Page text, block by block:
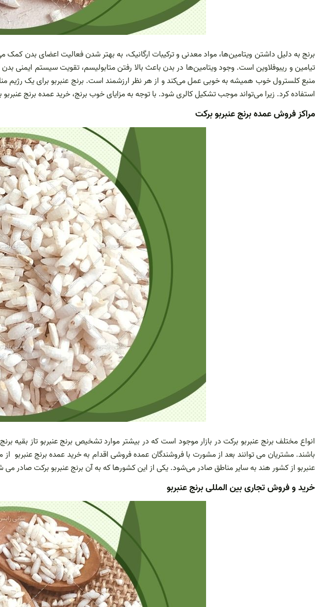
تیامین و ریبوفلاوین است. وجود ویتامین‌ها در بدن باعث بالا رفتن متابولیسم، تقویت سیستم ایمنی
منبع کلسترول خوب همیشه به خوبی عمل می‌کند و از هر نظر ارزشمند است. برنج عنبربو برای یک رژیم
استفاده کرد. زیرا می‌تواند موجب تشکیل کالری شود. با توجه به مزایای خوب برنج، خرید عمده برنج
مراکز فروش عمده برنج عنبربو برکت
انواع مختلف برنج عنبربو برکت در بازار موجود است که در بیشتر موارد تشخیص برنج عنبربو تاز بقیه
باشند. مشتریان می توانند بعد از مشورت با فروشندگان عمده فروشی اقدام به خرید عمده برنج عنبربو
عنبربو از کشور هند به سایر مناطق صادر می‌شود. یکی از این کشورها که به آن برنج عنبربو برکت صادر می
خرید و فروش تجاری بین المللی برنج عنبربو